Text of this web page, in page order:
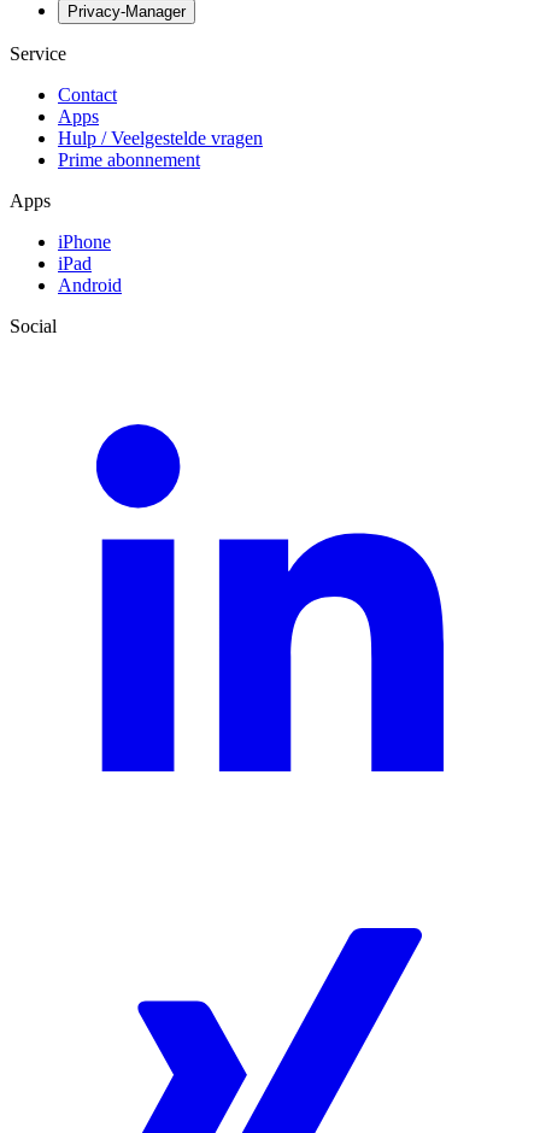
Privacy-Manager
Service
Contact
Apps
Hulp / Veelgestelde vragen
Prime abonnement
Apps
iPhone
iPad
Android
Social